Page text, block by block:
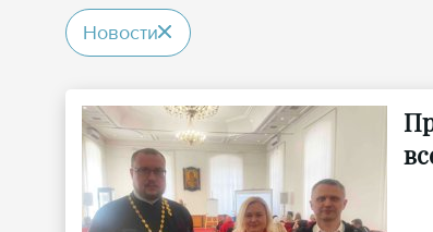
Новости